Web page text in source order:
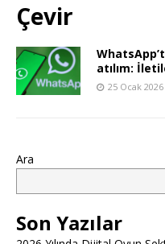
Çevir
atılım:
25 Ocak 2026
Ara
Son Yazılar